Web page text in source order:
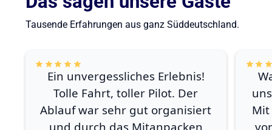
Tausende Erfahrungen aus ganz Süddeutschland.
Ein unvergessliches Erlebnis!
Tolle Fahrt, toller Pilot. Der
Ablauf war sehr gut organisiert
und durch das Mitanpacken